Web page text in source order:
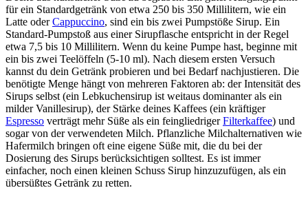
für ein Standardgetränk von etwa 250 bis 350 Millilitern, wie ein
Latte oderCappuccino, sind ein bis zwei Pumpstöße Sirup. Ein
Standard-Pumpstoß aus einer Sirupflasche entspricht in der Regel
etwa 7,5 bis 10 Millilitern. Wenn du keine Pumpe hast, beginne mit
ein bis zwei Teelöffeln (5-10 ml). Nach diesem ersten Versuch
kannst du dein Getränk probieren und bei Bedarf nachjustieren. Die
benötigte Menge hängt von mehreren Faktoren ab: der Intensität des
Sirups selbst (ein Lebkuchensirup ist weitaus dominanter als ein
milder Vanillesirup), der Stärke deines Kaffees (ein kräftiger
Espresso verträgt mehr Süße als ein feingliedrigerFilterkaffee) und
sogar von der verwendeten Milch. Pflanzliche Milchalternativen wie
Hafermilch bringen oft eine eigene Süße mit, die du bei der
Dosierung des Sirups berücksichtigen solltest. Es ist immer
einfacher, noch einen kleinen Schuss Sirup hinzuzufügen, als ein
übersüßtes Getränk zu retten.